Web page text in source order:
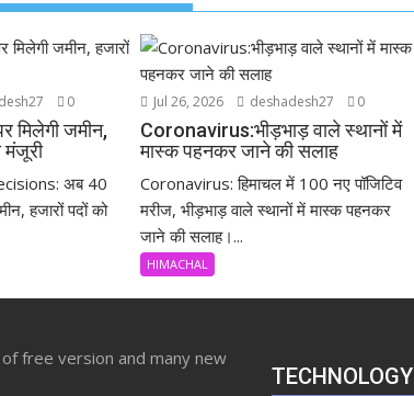
0
मिलेगी जमीन,
मंजूरी
अब 40
हजारों पदों को
Jul 26, 2026 deshadesh27 0
Coronavirus:भीड़भाड़ वाले स्थानों में
मास्क पहनकर जाने की सलाह
Coronavirus: हिमाचल में 100 नए पॉजिटिव
मरीज, भीड़भाड़ वाले स्थानों में मास्क पहनकर
जाने की सलाह।...
HIMACHAL
free version and many new
TECHNOLOGY